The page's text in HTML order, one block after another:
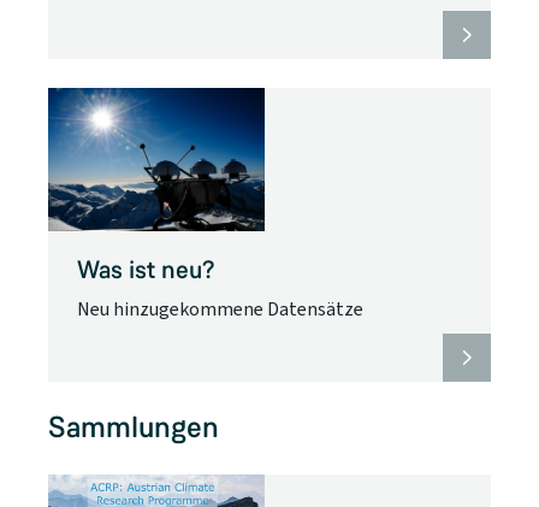
Was ist neu?
Neu hinzugekommene Datensätze
Sammlungen